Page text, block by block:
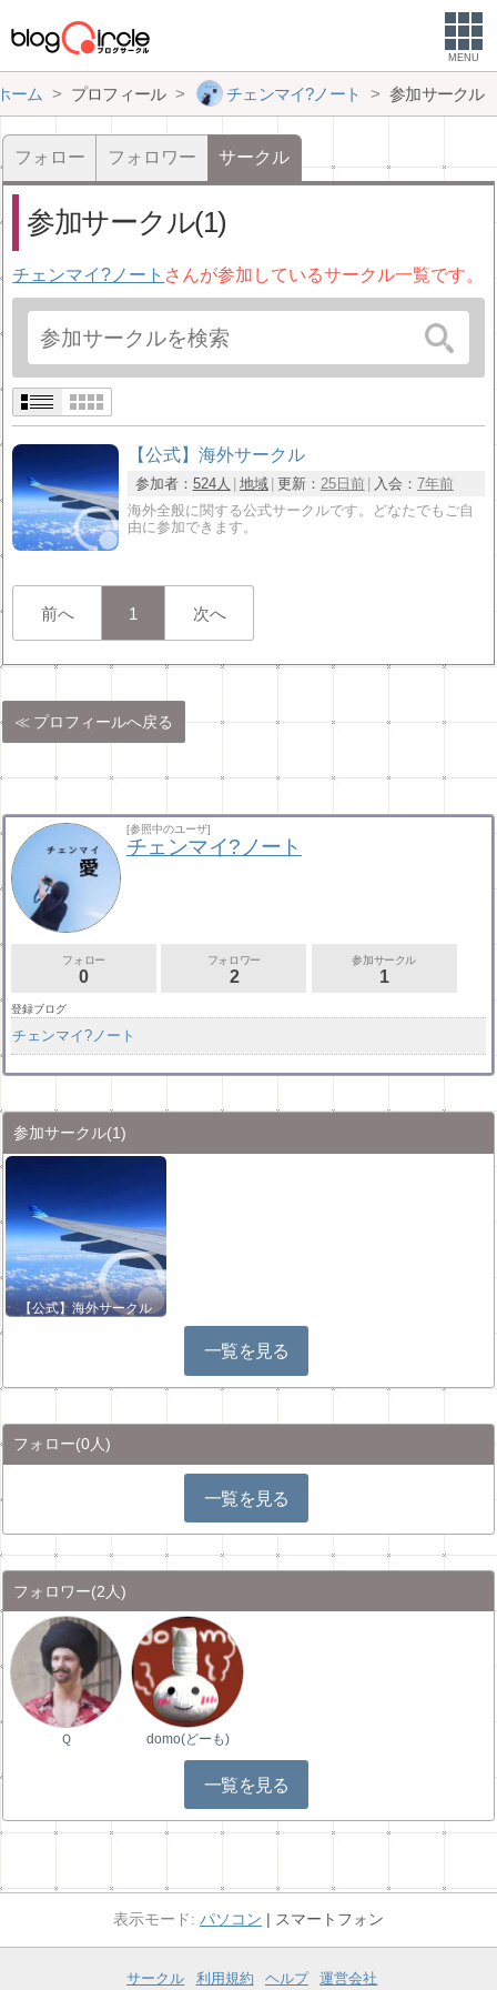
MENU
ーム プロフィール チェンマイ?ノート 参加サークル
フォロー フォロワー サークル
参加サークル(1)
チェンマイ?ノート さんが参加しているサークル一覧です。
【公式】海外サークル
参加者： 524人 地域 更新： 25日前 入会： 7年前
海外全般に関する公式サークルです。どなたでもご自
由に参加できます。
前へ 1 次へ
プロフィールへ戻る
[参照中のユーザ]
チェンマイ?ノート
フォロー
0
フォロワー
2
参加サークル
1
登録ブログ
チェンマイ?ノート
参加サークル(1)
【公式】海外サークル
一覧を見る
フォロー(0人)
一覧を見る
フォロワー(2人)
Ｑ domo(どーも)
一覧を見る
パソコン スマートフォン
サークル 利用規約 ヘルプ 運営会社